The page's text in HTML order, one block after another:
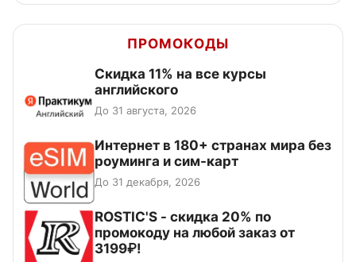
ПРОМОКОДЫ
Скидка 11% на все курсы
английского
До 31 августа, 2026
Интернет в 180+ странах мира без
роуминга и сим-карт
До 31 декабря, 2026
ROSTIC'S - скидка 20% по
промокоду на любой заказ от
3199₽!